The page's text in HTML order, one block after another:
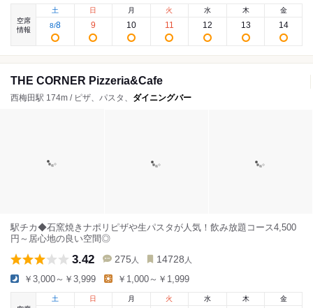
空席
情報
土
8/8
日
9
月
10
火
11
水
12
木
13
金
14
THE CORNER Pizzeria&Cafe
西梅田駅 174m / ピザ、パスタ、 ダイニングバー
駅チカ◆石窯焼きナポリピザや生パスタが人気！飲み放題コース4,500
円～居心地の良い空間◎
3.42 275 人 14728 人
￥3,000～￥3,999 ￥1,000～￥1,999
土 日 月 火 水 木 金